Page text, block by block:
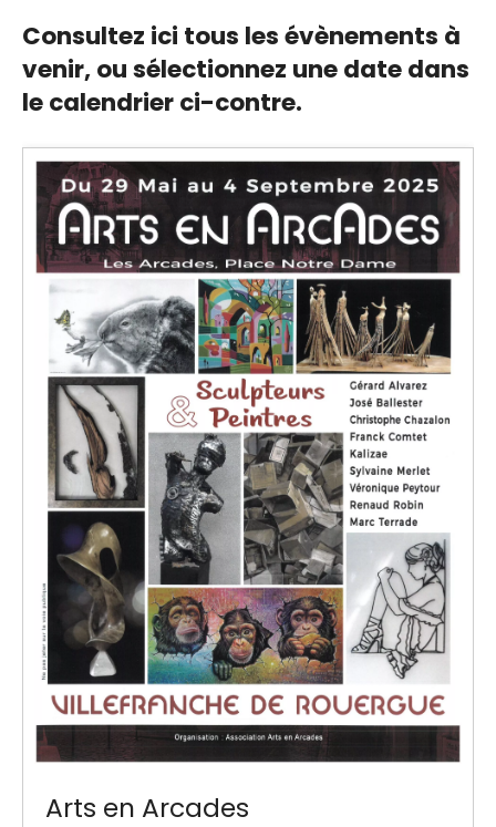
Consultez ici tous les évènements à
venir,ou sélectionnez une date dans
le calendrier ci-contre.
Arts en Arcades